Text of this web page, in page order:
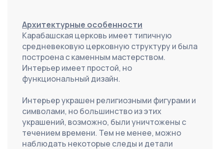
Архитектурные особенности
Карабашская церковь имеет типичную
средневековую церковную структуру и была
построена с каменным мастерством.
Интерьер имеет простой, но
функциональный дизайн.
Интерьер украшен религиозными фигурами и
символами, но большинство из этих
украшений, возможно, были уничтожены с
течением времени. Тем не менее, можно
наблюдать некоторые следы и детали